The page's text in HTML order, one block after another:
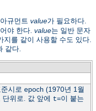
규먼트 value가 필요하다.
야 한다. value는 일반 문자
를 같이 사용할 수도 있다.
같다.
시로 epoch (1970년 1월
위로. 값 앞에 t=이 붙는